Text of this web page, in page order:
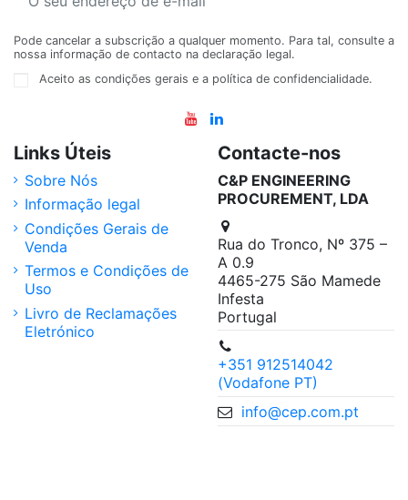
Pode cancelar a subscrição a qualquer momento. Para tal, consulte a
nossa informação de contacto na declaração legal.
Aceito as condições gerais e a política de confidencialidade.
Links Úteis
Sobre Nós
Informação legal
Condições Gerais de
Venda
Termos e Condições de
Uso
Livro de Reclamações
Eletrónico
Contacte-nos
C&P ENGINEERING
PROCUREMENT, LDA
Rua do Tronco, Nº 375 –
A 0.9
4465-275 São Mamede
Infesta
Portugal
+351 912514042
(Vodafone PT)
info@cep.com.pt